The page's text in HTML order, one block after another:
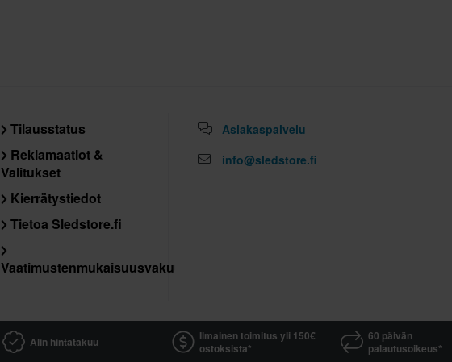
Tilausstatus
Reklamaatiot &
Valitukset
Kierrätystiedot
Tietoa Sledstore.fi
Vaatimustenmukaisuusvakuutus
Asiakaspalvelu
info@sledstore.fi
Alin hintatakuu
Ilmainen toimitus yli 150€
ostoksista*
60 päivän
palautusoikeus*